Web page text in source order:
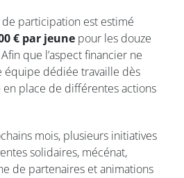
participation est estimé
€ par jeune pour les douze
que l’aspect financier ne
équipe dédiée travaille dès
en place de différentes actions
mois, plusieurs initiatives
solidaires, mécénat,
de partenaires et animations